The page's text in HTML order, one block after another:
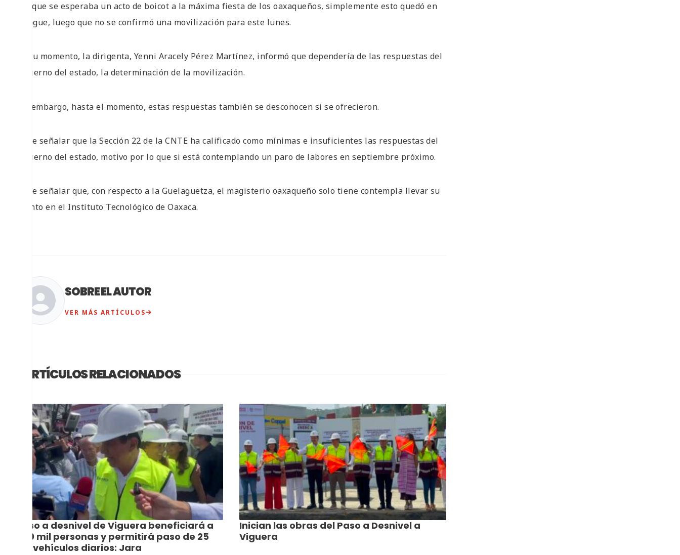
Aunque se esperaba un acto de boicot a la máxima fiesta de los oaxaqueños, simplemente esto quedó en
amague, luego que no se confirmó una movilización para este lunes.
En su momento, la dirigenta, Yenni Aracely Pérez Martínez, informó que dependería de las respuestas del
gobierno del estado, la determinación de la movilización.
Sin embargo, hasta el momento, estas respuestas también se desconocen si se ofrecieron.
Es de señalar que la Sección 22 de la CNTE ha calificado como mínimas e insuficientes las respuestas del
gobierno del estado, motivo por lo que si está contemplando un paro de labores en septiembre próximo.
Es de señalar que, con respecto a la Guelaguetza, el magisterio oaxaqueño solo tiene contempla llevar su
evento en el Instituto Tecnológico de Oaxaca.
SOBRE EL AUTOR
VER MÁS ARTÍCULOS
ARTÍCULOS RELACIONADOS
Paso a desnivel de Viguera beneficiará a
500 mil personas y permitirá paso de 25
mil vehículos diarios: Jara
Inician las obras del Paso a Desnivel a
Viguera